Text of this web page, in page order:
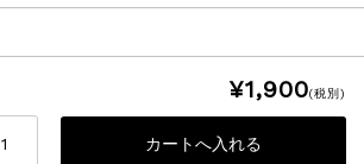
¥1,900(税別)